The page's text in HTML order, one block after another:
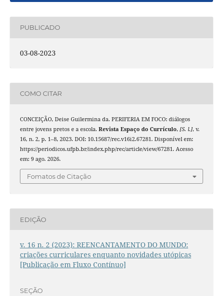
PUBLICADO
03-08-2023
COMO CITAR
CONCEIÇÃO, Deise Guilermina da. PERIFERIA EM FOCO: diálogos
entre jovens pretos e a escola. Revista Espaço do Currículo, [S. l.], v.
16, n. 2, p. 1–8, 2023. DOI: 10.15687/rec.v16i2.67281. Disponível em:
https://periodicos.ufpb.br/index.php/rec/article/view/67281. Acesso
em: 9 ago. 2026.
Fomatos de Citação
EDIÇÃO
v. 16 n. 2 (2023): REENCANTAMENTO DO MUNDO:
criações curriculares enquanto novidades utópicas
[Publicação em Fluxo Contínuo]
SEÇÃO